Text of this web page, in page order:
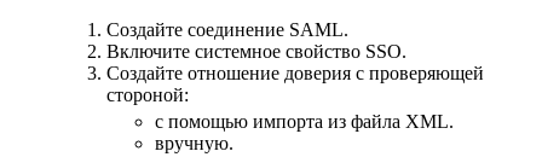
Создайте соединение SAML.
Включите системное свойство SSO.
Создайте отношение доверия с проверяющей
стороной:
с помощью импорта из файла XML.
вручную.